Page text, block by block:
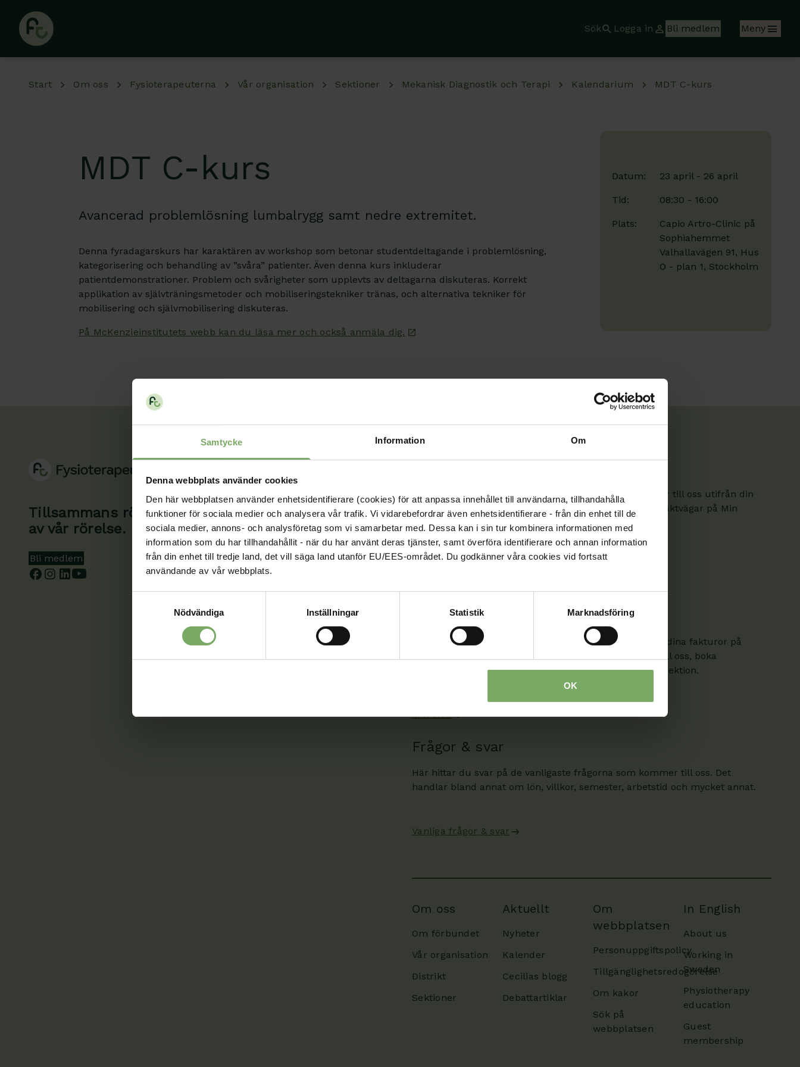
Samtycke Information Om
Denna webbplats använder cookies
Den här webbplatsen använder enhetsidentifierare (cookies) för att anpassa innehållet till användarna, tillhandahålla
funktioner för sociala medier och analysera vår trafik. Vi vidarebefordrar även enhetsidentifierare - från din enhet till de
sociala medier, annons- och analysföretag som vi samarbetar med. Dessa kan i sin tur kombinera informationen med
information som du har tillhandahållit - när du har använt deras tjänster, samt överföra identifierare och annan information
från din enhet till tredje land, det vill säga land utanför EU/EES-området. Du godkänner våra cookies vid fortsatt
användande av vår webbplats.
Nödvändiga
Inställningar Statistik Marknadsföring
OK
Sök
Logga in Bli medlem Meny
Start Om oss Fysioterapeuterna Vår organisation Sektioner Mekanisk Diagnostik och Terapi Kalendarium MDT C-kurs
Datum: 23 april - 26 april
Tid: 08:30 - 16:00
Plats:
Capio Artro-Clinic på
Sophiahemmet
Valhallavägen 91, Hus
O - plan 1, Stockholm
MDT C-kurs
Avancerad problemlösning lumbalrygg samt nedre extremitet.
Denna fyradagarskurs har karaktären av workshop som betonar studentdeltagande i problemlösning,
kategorisering och behandling av ”svåra” patienter. Även denna kurs inkluderar
patientdemonstrationer. Problem och svårigheter som upplevts av deltagarna diskuteras. Korrekt
applikation av självträningsmetoder och mobiliseringstekniker tränas, och alternativa tekniker för
mobilisering och självmobilisering diskuteras.
På McKenzieinstitutets webb kan du läsa mer och också anmäla dig.
Tillsammans rör vi oss framåt. Du är en viktig del
av vår rörelse.
Bli medlem
Välkommen att kontakta oss. Här hittar du kontaktvägar till oss utifrån din
roll och ditt ärende. Du som är medlem hittar fler kontaktvägar på Min
sida.
08-567 06 100
Min sida
När du är inloggad kan du ändra dina uppgifter och se dina fakturor på
Min sida. Där kan du även skicka säkra meddelanden till oss, boka
rådgivning och se information från ditt distrikt och din sektion.
Min sida
Frågor & svar
Här hittar du svar på de vanligaste frågorna som kommer till oss. Det
handlar bland annat om lön, villkor, semester, arbetstid och mycket annat.
Vanliga frågor & svar
Om oss
Om förbundet
Vår organisation
Distrikt
Sektioner
Aktuellt
Nyheter
Kalender
Cecilias blogg
Debattartiklar
Om
webbplatsen
Personuppgiftspolicy
Tillgänglighetsredogörelse
Om kakor
Sök på
webbplatsen
In English
About us
Working in
Sweden
Physiotherapy
education
Guest
membership